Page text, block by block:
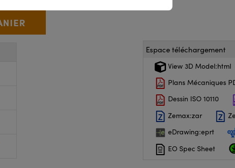
Espace téléchargement
View 3D Model:html
Plans Mécaniques
Dessin ISO 10110
Zemax:zar
eDrawing:eprt
EO Spec Sheet